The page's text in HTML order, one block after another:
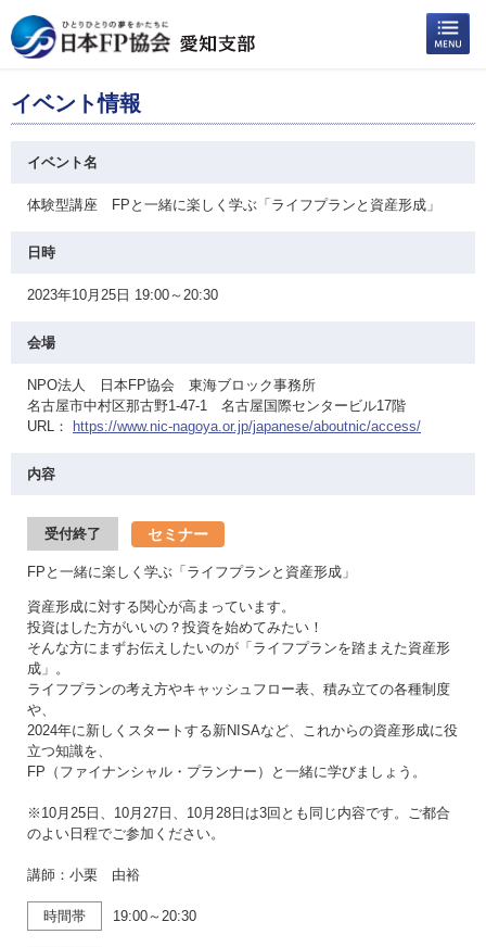
イベント情報
イベント名
体験型講座 FPと一緒に楽しく学ぶ「ライフプランと資産形成」
日時
2023年10月25日 19:00～20:30
会場
NPO法人 日本FP協会 東海ブロック事務所
名古屋市中村区那古野1-47-1 名古屋国際センタービル17階
URL：
https://www.nic-nagoya.or.jp/japanese/aboutnic/access/
内容
受付終了 セミナー
FPと一緒に楽しく学ぶ「ライフプランと資産形成」
資産形成に対する関心が高まっています。
投資はした方がいいの？投資を始めてみたい！
そんな方にまずお伝えしたいのが「ライフプランを踏まえた資産形
成」。
ライフプランの考え方やキャッシュフロー表、積み立ての各種制度
や、
2024年に新しくスタートする新NISAなど、これからの資産形成に役
立つ知識を、
FP（ファイナンシャル・プランナー）と一緒に学びましょう。
※10月25日、10月27日、10月28日は3回とも同じ内容です。ご都合
のよい日程でご参加ください。
講師：小栗 由裕
時間帯 19:00～20:30